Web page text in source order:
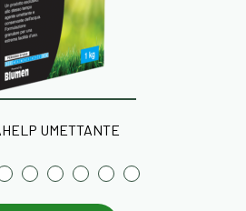
UMETTANTE